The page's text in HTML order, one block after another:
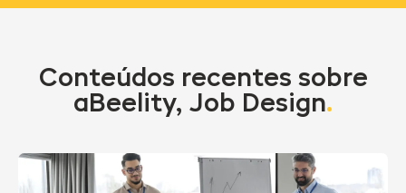
Conteúdos recentes sobre
aBeelity, Job Design.